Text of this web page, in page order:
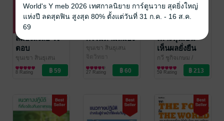
สมองสงสัย ใจ
ตอบ
ขุนเขา สินธุเสน
เขจรบุตร
/ DMG
Books
จิตวิทยา
8 Rating
กรรมตามสมอง
ขุนเขา สินธุเสน
เขจรบุตร
Books
จิตวิทยา
27 Rating
เพาะหุ้นเป็น
เห็นผลยั่งยืน
กวี ชูกิจเกษม /
Nation Books
การเงินการลงทุน
59 Rating
World's Y meb 2026 เทศกาลนิยาย การ์ตูนวาย สุดยิ่งใหญ่
แห่งปี ลดสุดฟิน สูงสุด 80% ตั้งแต่วันที่ 31 ก.ค. - 16 ส.ค.
69